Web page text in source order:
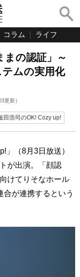
コラム ライフ
の認証」～
テムの実用化
更新）
田浩司のOK! Cozy up!
」（8月3日放送）
が出演。「顔認
けてりそなホール
が連携するという